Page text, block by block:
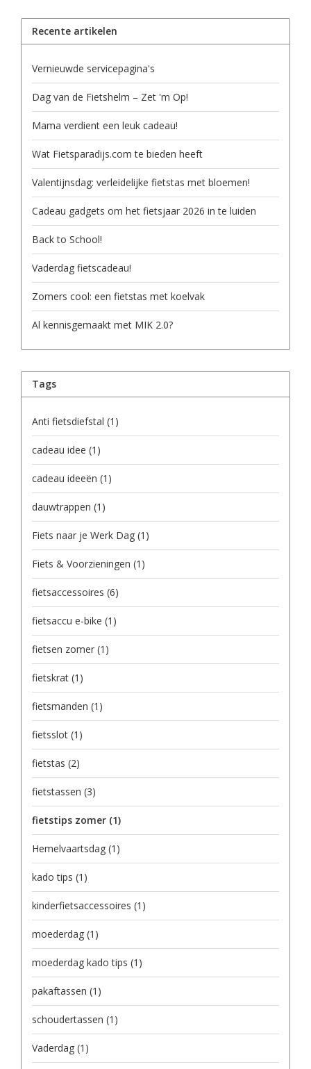
Recente artikelen
Vernieuwde servicepagina's
Dag van de Fietshelm – Zet 'm Op!
Mama verdient een leuk cadeau!
Wat Fietsparadijs.com te bieden heeft
Valentijnsdag: verleidelijke fietstas met bloemen!
Cadeau gadgets om het fietsjaar 2026 in te luiden
Back to School!
Vaderdag fietscadeau!
Zomers cool: een fietstas met koelvak
Al kennisgemaakt met MIK 2.0?
Tags
Anti fietsdiefstal (1)
cadeau idee (1)
cadeau ideeën (1)
dauwtrappen (1)
Fiets naar je Werk Dag (1)
Fiets & Voorzieningen (1)
fietsaccessoires (6)
fietsaccu e-bike (1)
fietsen zomer (1)
fietskrat (1)
fietsmanden (1)
fietsslot (1)
fietstas (2)
fietstassen (3)
fietstips zomer (1)
Hemelvaartsdag (1)
kado tips (1)
kinderfietsaccessoires (1)
moederdag (1)
moederdag kado tips (1)
pakaftassen (1)
schoudertassen (1)
Vaderdag (1)